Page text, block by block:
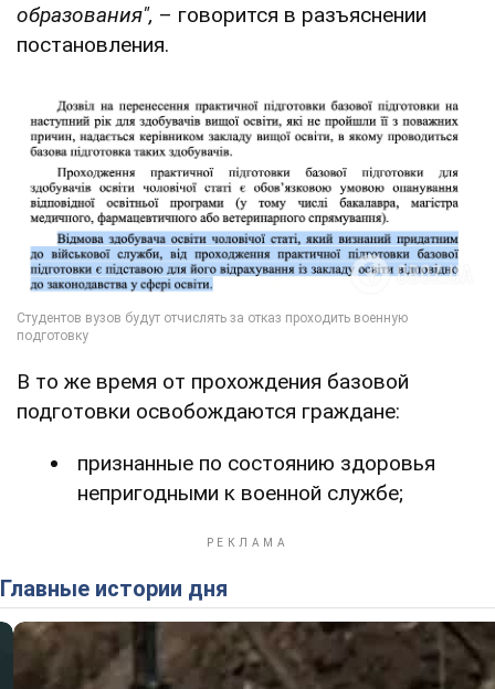
образования", – говорится в разъяснении
постановления.
В то же время от прохождения базовой
подготовки освобождаются граждане:
признанные по состоянию здоровья
непригодными к военной службе;
Главные истории дня